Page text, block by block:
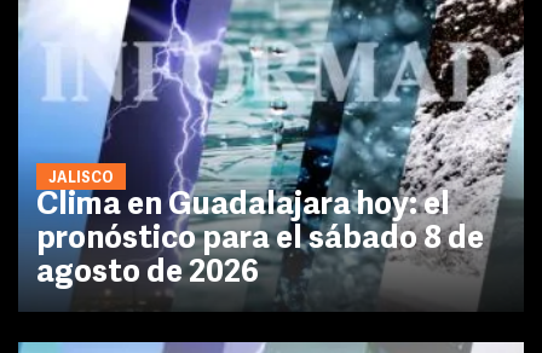
JALISCO
Clima en Guadalajara hoy: el
pronóstico para el sábado 8 de
agosto de 2026